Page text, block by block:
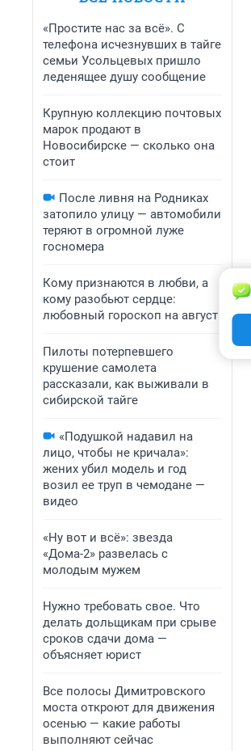
«Простите нас за всё». С
телефона исчезнувших в тайге
семьи Усольцевых пришло
леденящее душу сообщение
Крупную коллекцию почтовых
марок продают в
Новосибирске — сколько она
стоит
После ливня на Родниках
затопило улицу — автомобили
теряют в огромной луже
госномера
Кому признаются в любви, а
кому разобьют сердце:
любовный гороскоп на август
Пилоты потерпевшего
крушение самолета
рассказали, как выживали в
сибирской тайге
«Подушкой надавил на
лицо, чтобы не кричала»:
жених убил модель и год
возил ее труп в чемодане —
видео
«Ну вот и всё»: звезда
«Дома-2» развелась с
молодым мужем
Нужно требовать свое. Что
делать дольщикам при срыве
сроков сдачи дома —
объясняет юрист
Все полосы Димитровского
моста откроют для движения
осенью — какие работы
выполняют сейчас